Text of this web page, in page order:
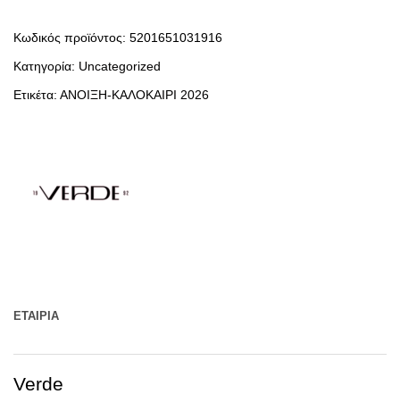
Κωδικός προϊόντος: 5201651031916
Κατηγορία: Uncategorized
Ετικέτα: ΑΝΟΙΞΗ-ΚΑΛΟΚΑΙΡΙ 2026
ΕΤΑΙΡΊΑ
Verde